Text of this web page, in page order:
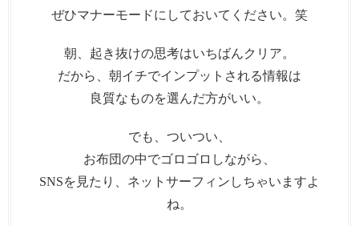
ぜひマナーモードにしておいてください。笑
朝、起き抜けの思考はいちばんクリア。
だから、朝イチでインプットされる情報は
良質なものを選んだ方がいい。
でも、ついつい、
お布団の中でゴロゴロしながら、
SNSを見たり、ネットサーフィンしちゃいますよ
ね。